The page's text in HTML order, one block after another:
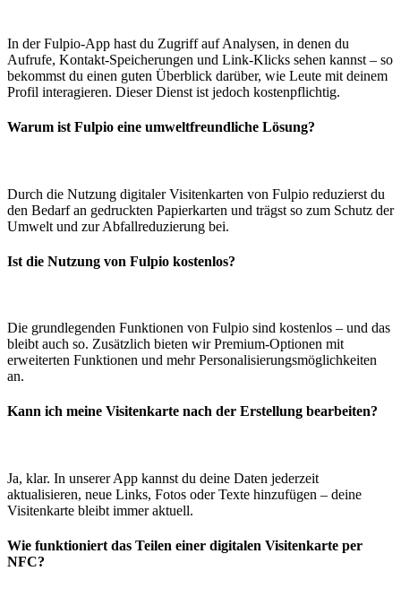
In der Fulpio-App hast du Zugriff auf Analysen, in denen du
Aufrufe, Kontakt-Speicherungen und Link-Klicks sehen kannst – so
bekommst du einen guten Überblick darüber, wie Leute mit deinem
Profil interagieren. Dieser Dienst ist jedoch kostenpflichtig.
Warum ist Fulpio eine umweltfreundliche Lösung?
Durch die Nutzung digitaler Visitenkarten von Fulpio reduzierst du
den Bedarf an gedruckten Papierkarten und trägst so zum Schutz der
Umwelt und zur Abfallreduzierung bei.
Ist die Nutzung von Fulpio kostenlos?
Die grundlegenden Funktionen von Fulpio sind kostenlos – und das
bleibt auch so. Zusätzlich bieten wir Premium-Optionen mit
erweiterten Funktionen und mehr Personalisierungsmöglichkeiten
an.
Kann ich meine Visitenkarte nach der Erstellung bearbeiten?
Ja, klar. In unserer App kannst du deine Daten jederzeit
aktualisieren, neue Links, Fotos oder Texte hinzufügen – deine
Visitenkarte bleibt immer aktuell.
Wie funktioniert das Teilen einer digitalen Visitenkarte per
NFC?